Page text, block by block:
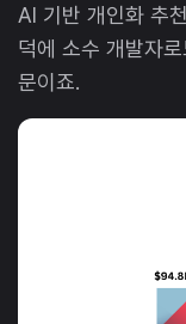
AI 기반 개인화 추
덕에 소수 개발자
문이죠.